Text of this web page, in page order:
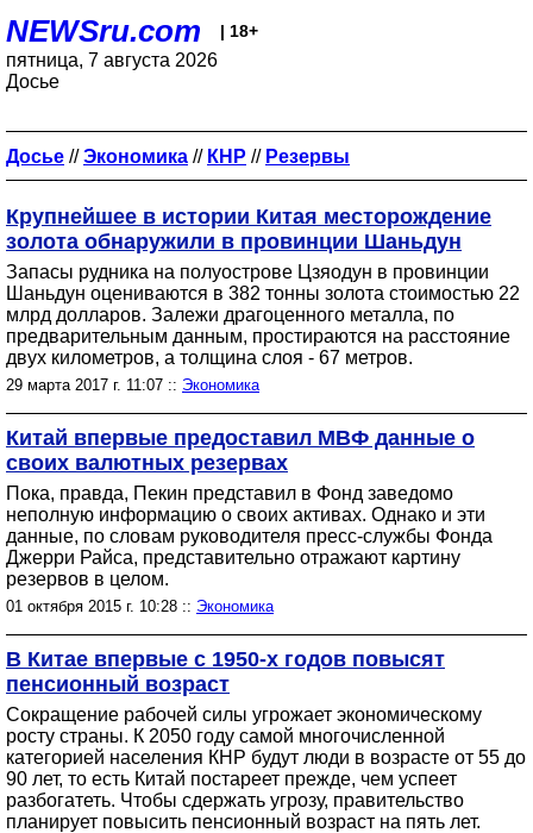
NEWSru.com | 18+
пятница, 7 августа 2026
Досье
Досье //Экономика // КНР // Резервы
Крупнейшее в истории Китая месторождение
золота обнаружили в провинции Шаньдун
Запасы рудника на полуострове Цзяодун в провинции
Шаньдун оцениваются в 382 тонны золота стоимостью 22
млрд долларов. Залежи драгоценного металла, по
предварительным данным, простираются на расстояние
двух километров, а толщина слоя - 67 метров.
29 марта 2017 г. 11:07 :: Экономика
Китай впервые предоставил МВФ данные о
своих валютных резервах
Пока, правда, Пекин представил в Фонд заведомо
неполную информацию о своих активах. Однако и эти
данные, по словам руководителя пресс-службы Фонда
Джерри Райса, представительно отражают картину
резервов в целом.
01 октября 2015 г. 10:28 :: Экономика
В Китае впервые с 1950-х годов повысят
пенсионный возраст
Сокращение рабочей силы угрожает экономическому
росту страны. К 2050 году самой многочисленной
категорией населения КНР будут люди в возрасте от 55 до
90 лет, то есть Китай постареет прежде, чем успеет
разбогатеть. Чтобы сдержать угрозу, правительство
планирует повысить пенсионный возраст на пять лет.